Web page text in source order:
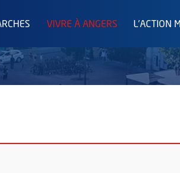
VIVRE À ANGERS L'ACTION